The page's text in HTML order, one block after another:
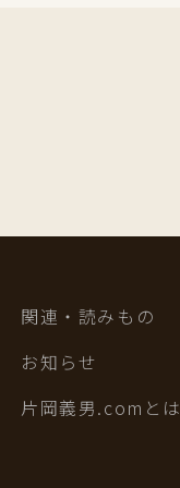
関連・読みもの
お知らせ
片岡義男.comとは